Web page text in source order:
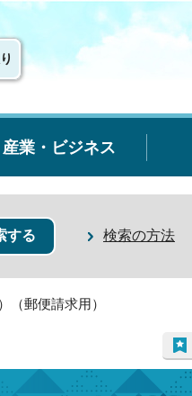
産業・ビジネス
検索の方法
郵便請求用）